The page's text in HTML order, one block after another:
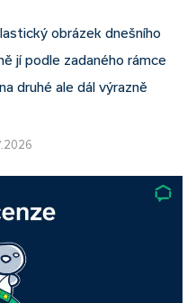
obrázek dnešního
jí podle zadaného rámce
druhé ale dál výrazně